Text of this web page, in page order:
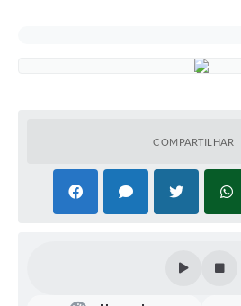
COMPARTILHAR